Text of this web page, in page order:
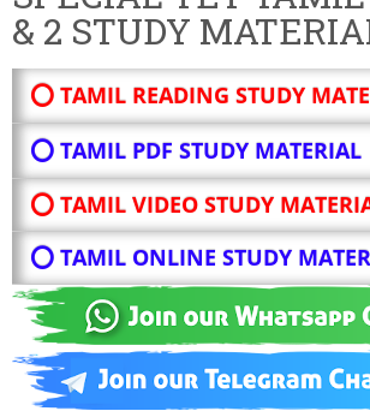
& 2 STUDY
⭕ TAMIL READING STUDY
⭕ TAMIL PDF STUDY MATERIAL
⭕ TAMIL VIDEO STUDY
⭕ TAMIL ONLINE STUDY